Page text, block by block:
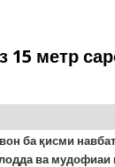
15 метр
ба қисми
ва мудофиаи